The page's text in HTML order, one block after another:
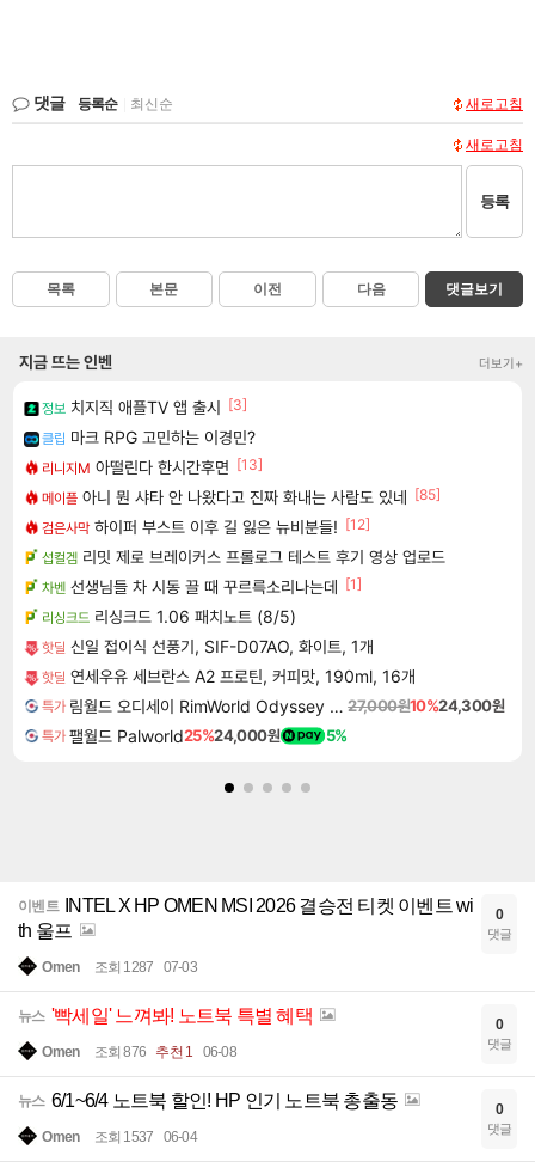
댓글 등록순 최신순 새로고침
새로고침
등록
목록 본문 이전 다음 댓글보기
지금 뜨는 인벤 더보기+
정보 치지직 애플TV 앱 출시 [3]
클립 마크 RPG 고민하는 이경민?
리니지M 아떨린다 한시간후면 [13]
메이플 아니 뭔 샤타 안 나왔다고 진짜 화내는 사람도 있네 [85]
검은사막 하이퍼 부스트 이후 길 잃은 뉴비분들! [12]
섭컬겜 리밋 제로 브레이커스 프롤로그 테스트 후기 영상 업로드
차벤 선생님들 차 시동 끌 때 꾸르륵소리나는데 [1]
리싱크드 리싱크드 1.06 패치노트 (8/5)
핫딜 신일 접이식 선풍기, SIF-D07AO, 화이트, 1개
핫딜 연세우유 세브란스 A2 프로틴, 커피맛, 190ml, 16개
특가 림월드 오디세이 RimWorld Odyssey DLC 27,000원10%24,300원
특가 팰월드 Palworld25%24,000원 5%
이벤트
INTEL X HP OMEN MSI 2026 결승전 티켓 이벤트 wi
th 울프
Omen 조회 1287 07-03
0
댓글
뉴스 '빡세일' 느껴봐! 노트북 특별 혜택
Omen 조회 876 추천 1 06-08
0
댓글
뉴스 6/1~6/4 노트북 할인! HP 인기 노트북 총출동
Omen 조회 1537 06-04
0
댓글